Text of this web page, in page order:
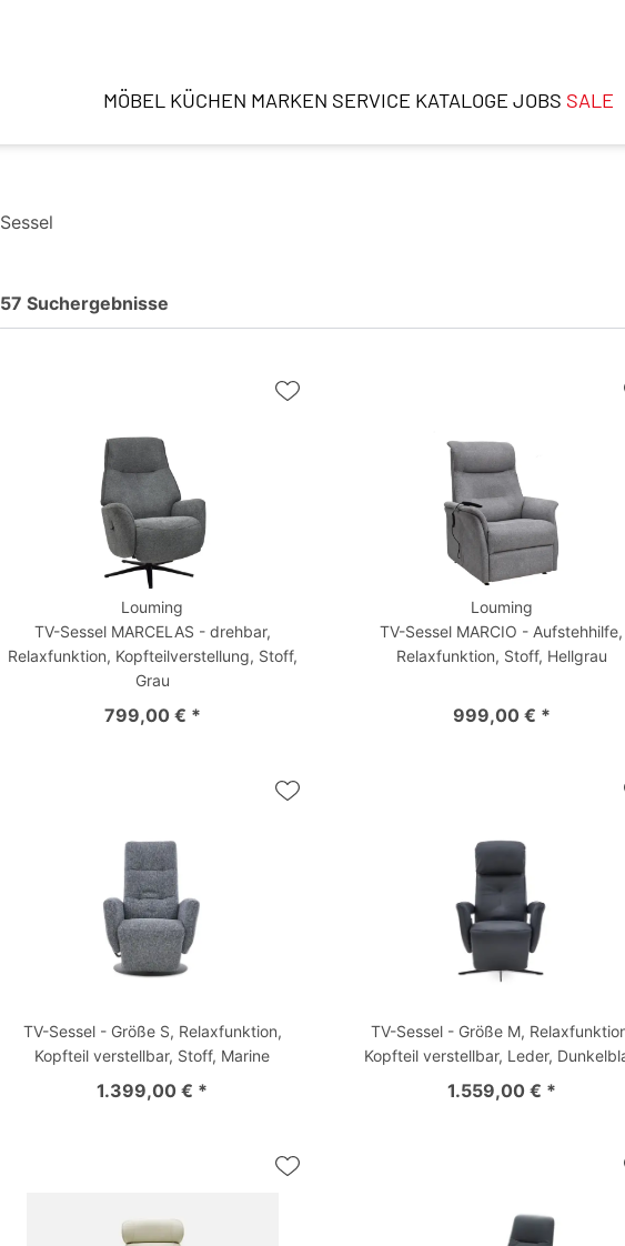
MÖBEL KÜCHEN MARKEN SERVICE KATALOGE JOBS SALE
Sessel
57 Suchergebnisse
Louming
TV-Sessel MARCELAS - drehbar,
Relaxfunktion, Kopfteilverstellung, Stoff,
Grau
799,00 € *
Louming
TV-Sessel MARCIO - Aufstehhilfe,
Relaxfunktion, Stoff, Hellgrau
999,00 € *
TV-Sessel - Größe S, Relaxfunktion,
Kopfteil verstellbar, Stoff, Marine
1.399,00 € *
TV-Sessel - Größe M,
Kopfteil verstellbar, Leder,
1.559,00 € *